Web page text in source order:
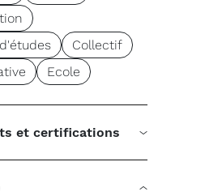
Collectif
Ecole
et certifications